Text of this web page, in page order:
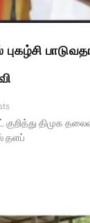
திமுக
தளப்